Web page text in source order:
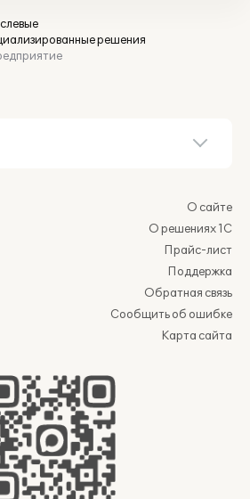
решения
О сайте
О решениях 1С
Прайс-лист
Поддержка
Обратная связь
Сообщить об ошибке
Карта сайта